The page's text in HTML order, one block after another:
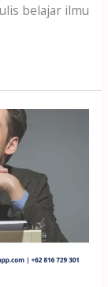
belajar ilmu